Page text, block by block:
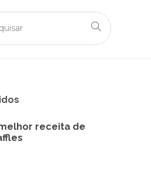
receita de